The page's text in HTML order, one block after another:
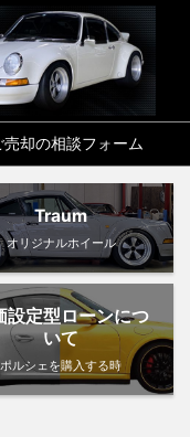
売却の相談フォーム
Traum
オリジナルホイール
設定型ローンにつ
いて
ポルシェを購入する時